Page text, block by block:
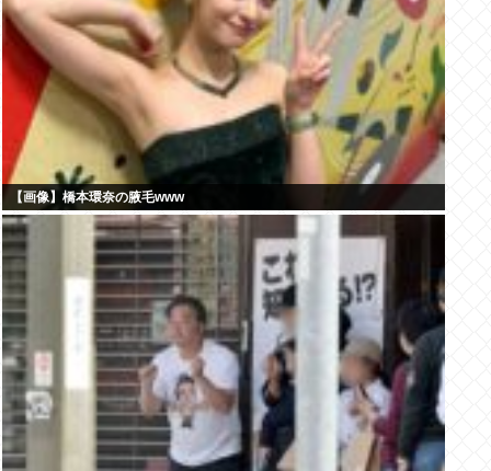
【画像】橋本環奈の腋毛www